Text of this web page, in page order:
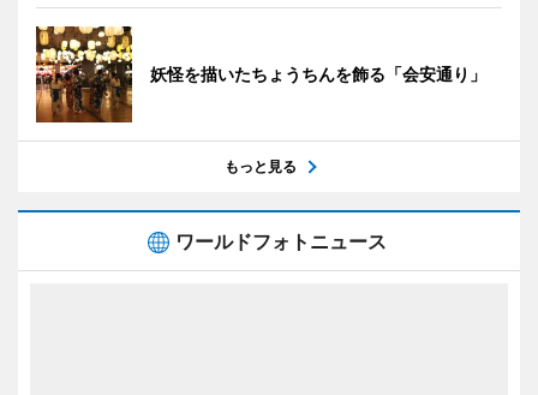
妖怪を描いたちょうちんを飾る「会安通り」
もっと見る
ワールドフォトニュース